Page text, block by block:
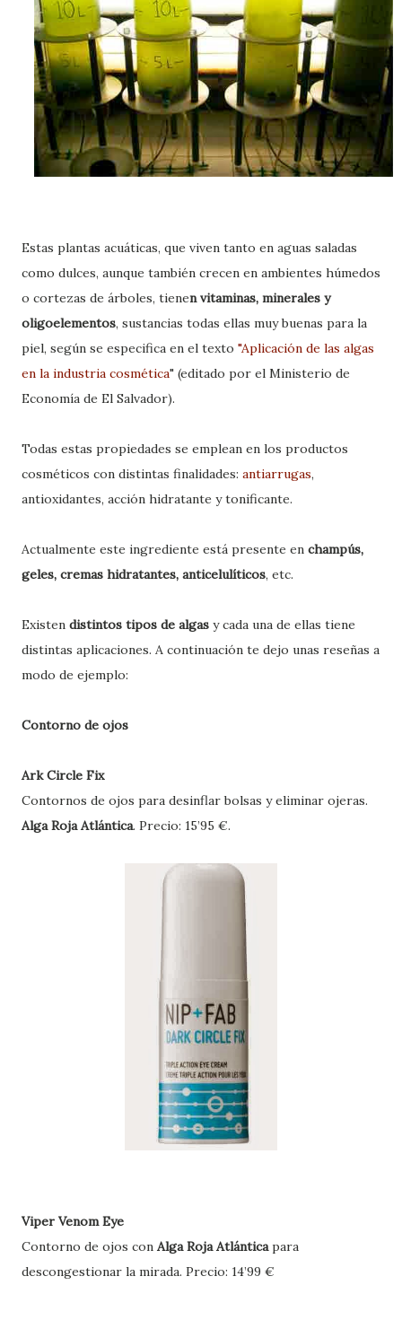
Estas plantas acuáticas, que viven tanto en aguas saladas
como dulces, aunque también crecen en ambientes húmedos
o cortezas de árboles, tienen vitaminas, minerales y
oligoelementos, sustancias todas ellas muy buenas para la
piel, según se especifica en el texto "Aplicación de las algas
en la industria cosmética" (editado por el Ministerio de
Economía de El Salvador).
Todas estas propiedades se emplean en los productos
cosméticos con distintas finalidades: antiarrugas,
antioxidantes, acción hidratante y tonificante.
Actualmente este ingrediente está presente en champús,
geles, cremas hidratantes, anticelulíticos, etc.
Existen distintos tipos de algas y cada una de ellas tiene
distintas aplicaciones. A continuación te dejo unas reseñas a
modo de ejemplo:
Contorno de ojos
Ark Circle Fix
Contornos de ojos para desinflar bolsas y eliminar ojeras.
Alga Roja Atlántica. Precio: 15’95 €.
Viper Venom Eye
Contorno de ojos con Alga Roja Atlánticapara
descongestionar la mirada. Precio: 14’99 €